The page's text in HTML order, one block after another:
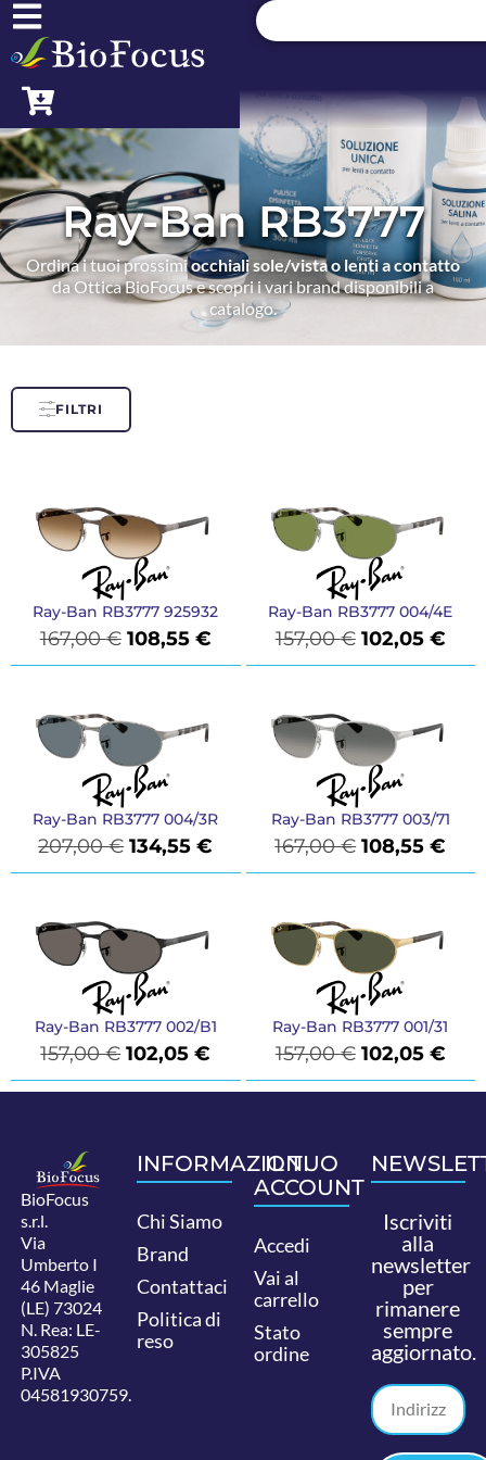
Ray-Ban RB3777
Ordina i tuoi prossimiocchiali sole/vista o lenti a contatto
da Ottica BioFocus e scopri i vari brand disponibili a
catalogo.
FILTRI
Ray-Ban RB3777 925932
167,00€ 108,55 €
Ray-Ban RB3777 004/4E
157,00€ 102,05 €
Ray-Ban RB3777 004/3R
207,00€ 134,55€
Ray-Ban RB3777 003/71
167,00€ 108,55€
Ray-Ban RB3777 002/B1
157,00€ 102,05€
Ray-Ban RB3777 001/31
157,00€ 102,05 €
BioFocus
s.r.l.
Via
Umberto I
46 Maglie
(LE) 73024
N. Rea: LE-
305825
P.IVA
04581930759.
INFORMAZIONI
Chi Siamo
Brand
Contattaci
Politica di
reso
IL TUO
ACCOUNT
Accedi
Vai al
carrello
Stato
ordine
Iscriviti
alla
newsletter
per
rimanere
sempre
aggiornato.